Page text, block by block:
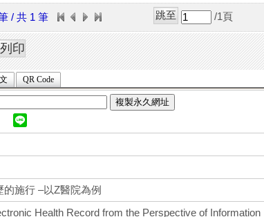
/ 共 1 筆 /1 頁
QR Code
複製永久網址
施行 –以Z醫院為例
Health Record from the Perspective of Information